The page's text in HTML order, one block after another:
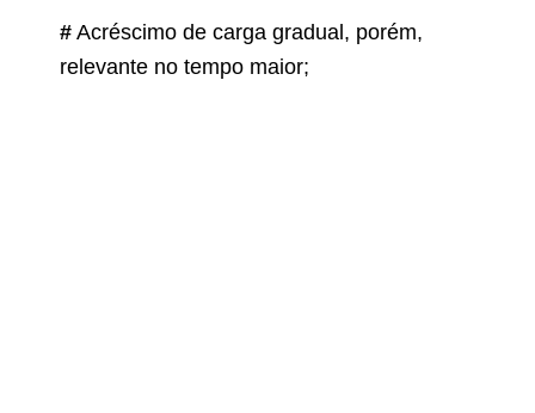
# Acréscimo de carga gradual, porém,
relevante no tempo maior;